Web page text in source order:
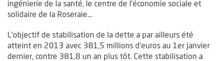
ingénierie de la santé, le centre de l’économie sociale et
solidaire de la Roseraie...
L’objectif de stabilisation de la dette a par ailleurs été
atteint en 2013 avec 381,5 millions d’euros au 1er janvier
dernier, contre 381,8 un an plus tôt. Cette stabilisation a